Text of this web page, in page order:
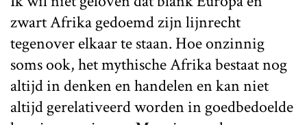
zwart Afrika gedoemd zijn lijnrecht
tegenover elkaar te staan. Hoe onzinnig
soms ook, het mythische Afrika bestaat nog
altijd in denken en handelen en kan niet
altijd gerelativeerd worden in goedbedoelde